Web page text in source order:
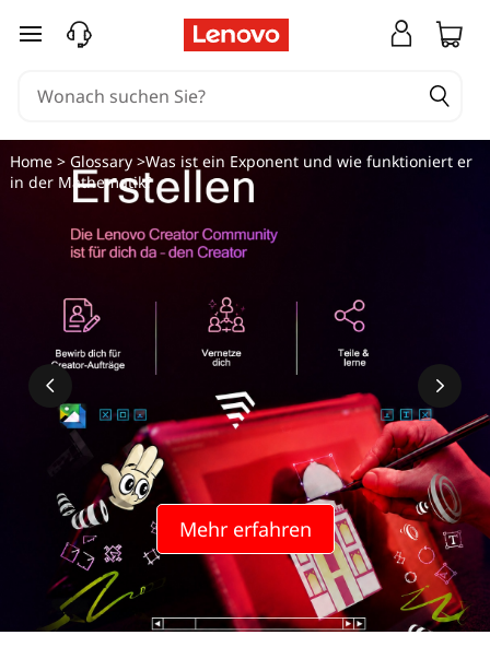
zum Hauptinhalt springen
Mehr erfahren
Home> Glossary>Was ist ein Exponent und wie funktioniert er
in der Mathematik?